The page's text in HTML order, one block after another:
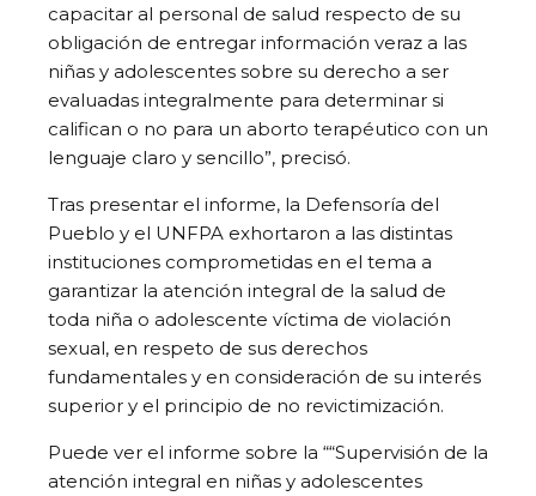
capacitar al personal de salud respecto de su
obligación de entregar información veraz a las
niñas y adolescentes sobre su derecho a ser
evaluadas integralmente para determinar si
califican o no para un aborto terapéutico con un
lenguaje claro y sencillo”, precisó.
Tras presentar el informe, la Defensoría del
Pueblo y el UNFPA exhortaron a las distintas
instituciones comprometidas en el tema a
garantizar la atención integral de la salud de
toda niña o adolescente víctima de violación
sexual, en respeto de sus derechos
fundamentales y en consideración de su interés
superior y el principio de no revictimización.
Puede ver el informe sobre la ““Supervisión de la
atención integral en niñas y adolescentes